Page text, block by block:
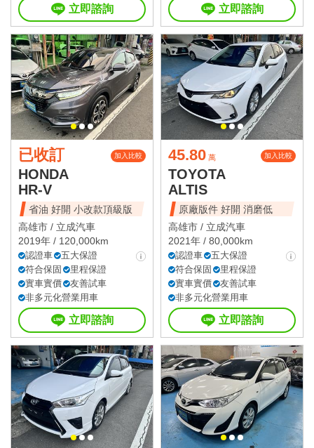
立即諮詢 立即諮詢
已收訂 加入比較
HONDA
HR-V
省油 好開 小改款頂級版
高雄市 / 立成汽車
2019年 / 120,000km
認證車
五大保證
符合保固
里程保證
實車實價
友善試車
非多元化營業用車
立即諮詢
45.80 萬 加入比較
TOYOTA
ALTIS
原廠版件 好開 消磨低
高雄市 / 立成汽車
2021年 / 80,000km
認證車
五大保證
符合保固
里程保證
實車實價
友善試車
非多元化營業用車
立即諮詢